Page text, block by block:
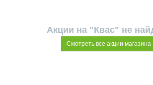
Акции на "Квас" не
Смотреть все акции магазина